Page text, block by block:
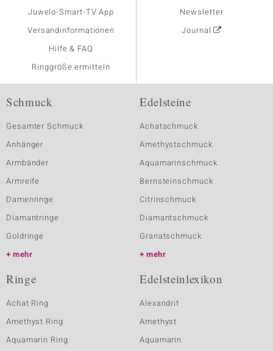
Juwelo-Smart-TV App
Versandinformationen
Hilfe & FAQ
Ringgröße ermitteln
Newsletter
Journal
Schmuck
Gesamter Schmuck
Anhänger
Armbänder
Armreife
Damenringe
Diamantringe
Goldringe
mehr
Edelsteine
Achatschmuck
Amethystschmuck
Aquamarinschmuck
Bernsteinschmuck
Citrinschmuck
Diamantschmuck
Granatschmuck
mehr
Ringe
Achat Ring
Amethyst Ring
Aquamarin Ring
Edelsteinlexikon
Alexandrit
Amethyst
Aquamarin